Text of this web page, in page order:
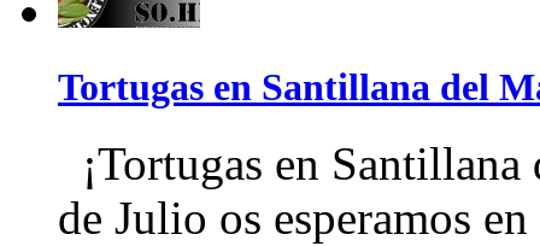
Tortugas en Santillana del
¡Tortugas en
de Julio os esperamos